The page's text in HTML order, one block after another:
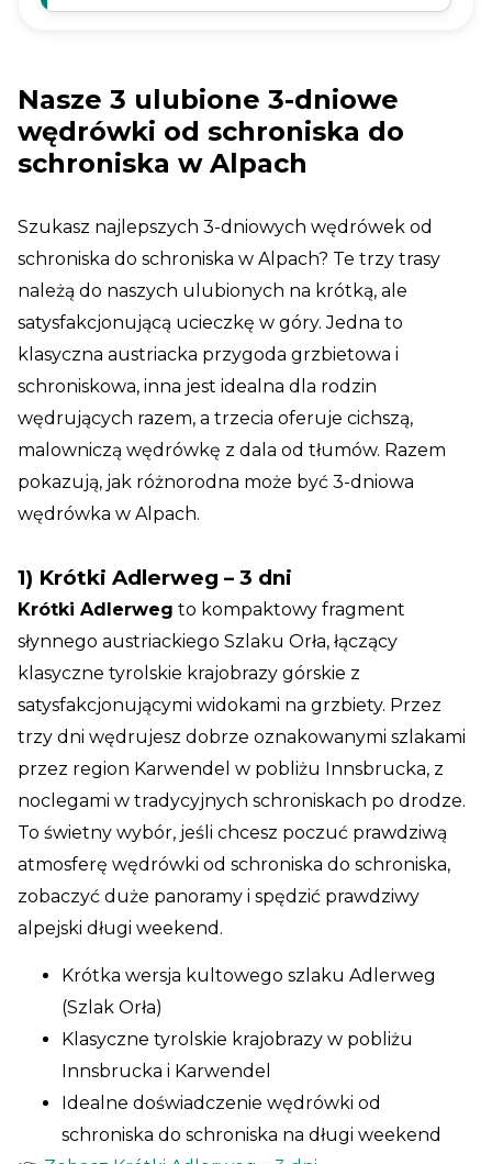
Nasze 3 ulubione 3-dniowe
wędrówki od schroniska do
schroniska w Alpach
Szukasz najlepszych 3-dniowych wędrówek od
schroniska do schroniska w Alpach? Te trzy trasy
należą do naszych ulubionych na krótką, ale
satysfakcjonującą ucieczkę w góry. Jedna to
klasyczna austriacka przygoda grzbietowa i
schroniskowa, inna jest idealna dla rodzin
wędrujących razem, a trzecia oferuje cichszą,
malowniczą wędrówkę z dala od tłumów. Razem
pokazują, jak różnorodna może być 3-dniowa
wędrówka w Alpach.
1) Krótki Adlerweg – 3 dni
Krótki Adlerweg to kompaktowy fragment
słynnego austriackiego Szlaku Orła, łączący
klasyczne tyrolskie krajobrazy górskie z
satysfakcjonującymi widokami na grzbiety. Przez
trzy dni wędrujesz dobrze oznakowanymi szlakami
przez region Karwendel w pobliżu Innsbrucka, z
noclegami w tradycyjnych schroniskach po drodze.
To świetny wybór, jeśli chcesz poczuć prawdziwą
atmosferę wędrówki od schroniska do schroniska,
zobaczyć duże panoramy i spędzić prawdziwy
alpejski długi weekend.
Krótka wersja kultowego szlaku Adlerweg
(Szlak Orła)
Klasyczne tyrolskie krajobrazy w pobliżu
Innsbrucka i Karwendel
Idealne doświadczenie wędrówki od
schroniska do schroniska na długi weekend